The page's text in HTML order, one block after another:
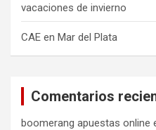
vacaciones de invierno
CAE en Mar del Plata
Comentarios
boomerang apuestas online